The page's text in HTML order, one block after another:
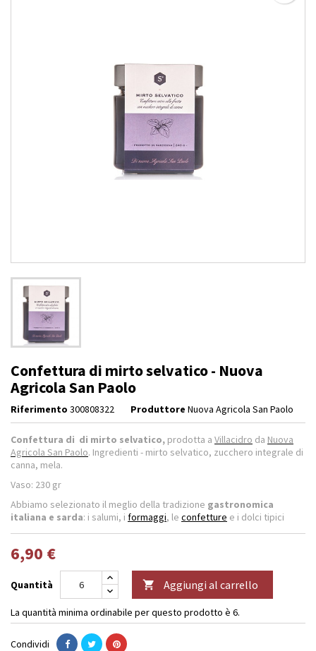
Confettura di mirto selvatico - Nuova
Agricola San Paolo
Riferimento 300808322 Produttore Nuova Agricola San Paolo
Confettura di di mirto selvatico, prodotta a Villacidro da Nuova
Agricola San Paolo. Ingredienti - mirto selvatico, zucchero integrale di
canna, mela.
Vaso: 230 gr
Abbiamo selezionato il meglio della tradizione gastronomica
italiana e sarda: i salumi, i formaggi, le confetture e i dolci tipici
6,90 €
Quantità  Aggiungi al carrello
La quantità minima ordinabile per questo prodotto è 6.
Condividi